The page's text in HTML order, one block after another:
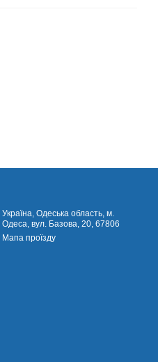
Українa, Одеська область, м.
Одеса, вул. Базова, 20, 67806
Мапа проїзду